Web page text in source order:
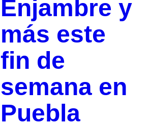
Enjambre y
más este
fin de
semana en
Puebla